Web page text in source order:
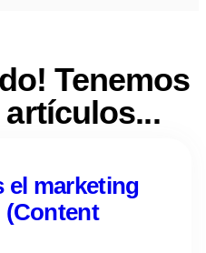
Tenemos
el marketing